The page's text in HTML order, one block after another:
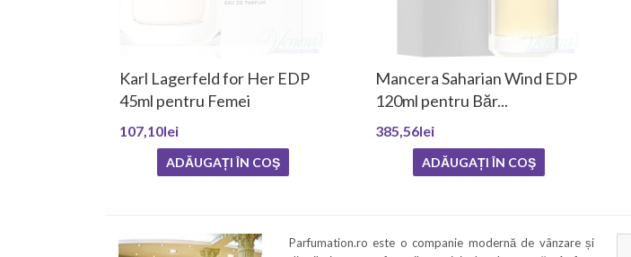
Karl Lagerfeld for Her EDP
45ml pentru Femei
107,10lei
ADĂUGAȚI ÎN COŞ
Mancera Saharian Wind EDP
120ml pentru Băr...
385,56lei
ADĂUGAȚI ÎN COŞ
Parfumation.ro este o companie modernă de vânzare și